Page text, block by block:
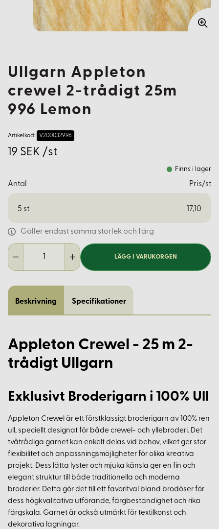
Ullgarn Appleton
crewel 2-trådigt 25m
996 Lemon
Artikelkod: V200032996
19 SEK /st
Finns i lager
Antal Pris/st
5 st 17,10
Gäller endast samma storlek och färg
LÄGG I VARUKORGEN
Beskrivning Specifikationer
Appleton Crewel - 25 m 2-
trådigt Ullgarn
Exklusivt Broderigarn i 100% Ull
Appleton Crewel är ett förstklassigt broderigarn av 100% ren
ull, speciellt designat för både crewel- och yllebroderi. Det
tvåtrådiga garnet kan enkelt delas vid behov, vilket ger stor
flexibilitet och anpassningsmöjligheter för olika kreativa
projekt. Dess lätta lyster och mjuka känsla ger en fin och
elegant struktur till både traditionella och moderna
broderier. Detta gör det till ett favoritval bland brodöser för
dess högkvalitativa utförande, färgbeständighet och rika
färgskala. Garnet är också utmärkt för textilkonst och
dekorativa lagningar.